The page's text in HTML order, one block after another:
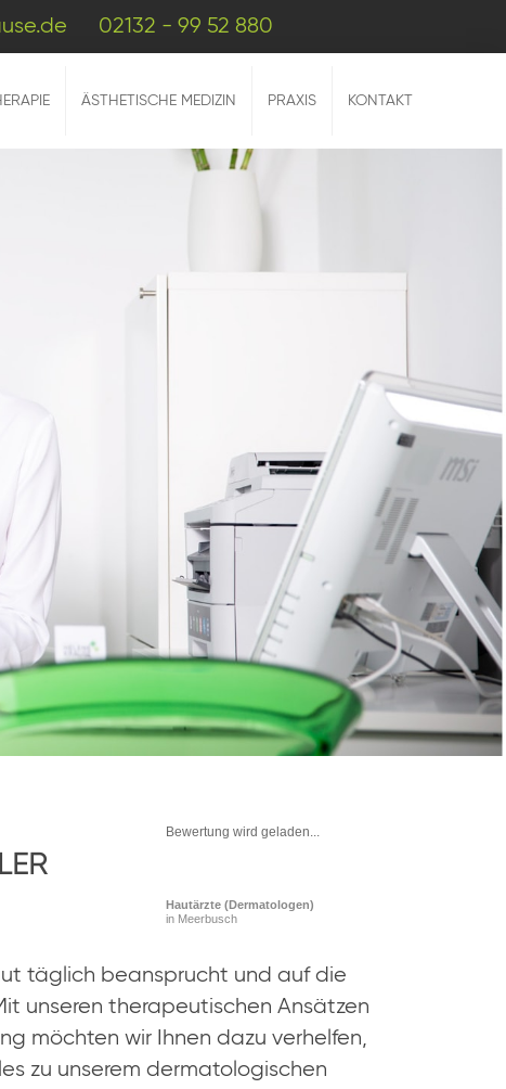
02132 - 99 52 880
ÄSTHETISCHE MEDIZIN PRAXIS KONTAKT
Bewertung wird geladen...
Hautärzte (Dermatologen)
in Meerbusch
täglich beansprucht und auf die
unseren therapeutischen Ansätzen
möchten wir Ihnen dazu verhelfen,
zu unserem dermatologischen